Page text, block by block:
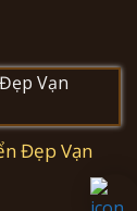
Đẹp Vạn